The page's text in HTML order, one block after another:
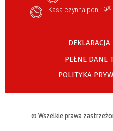
Kasa czynna pon.: 900
PEŁNE DANE
POLITYKA
© Wszelkie prawa